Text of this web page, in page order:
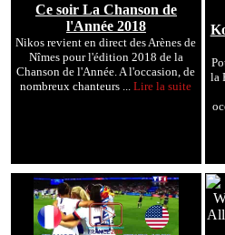
Ce soir La Chanson de
l'Année 2018
Nikos revient en direct des Arènes de
Nîmes pour l'édition 2018 de la
Chanson de l'Année. A l'occasion, de
nombreux chanteurs ...Lire la suite
la